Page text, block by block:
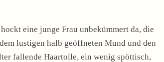
eine junge Frau unbekümmert da, die
lustigen halb geöffneten Mund und den
fallende Haartolle, ein wenig spöttisch,